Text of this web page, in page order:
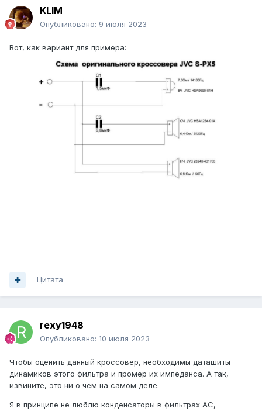
KLIM
Опубликовано: 9 июля 2023
Вот, как вариант для примера:
Цитата
rexy1948
Опубликовано: 10 июля 2023
Чтобы оценить данный кроссовер, необходимы даташиты
динамиков этого фильтра и промер их импеданса. А так,
извините, это ни о чем на самом деле.
Я в принципе не люблю конденсаторы в фильтрах АС,